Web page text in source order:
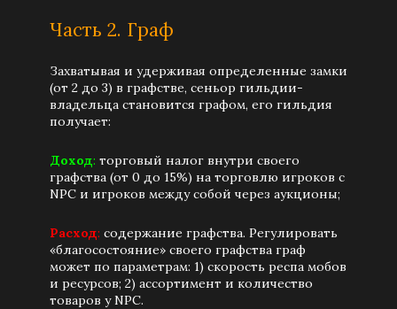
Часть 2. Граф
Захватывая и удерживая определенные замки
(от 2 до 3) в графстве, сеньор гильдии-
владельца становится графом, его гильдия
получает:
Доход: торговый налог внутри своего
графства (от 0 до 15%) на торговлю игроков с
NPC и игроков между собой через аукционы;
Расход: содержание графства. Регулировать
«благосостояние» своего графства граф
может по параметрам: 1) скорость респа мобов
и ресурсов; 2) ассортимент и количество
товаров у NPC.